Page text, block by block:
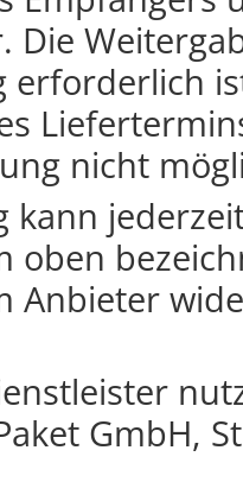
Die
erforderlich
nicht
kann
oben
Anbieter
GmbH,